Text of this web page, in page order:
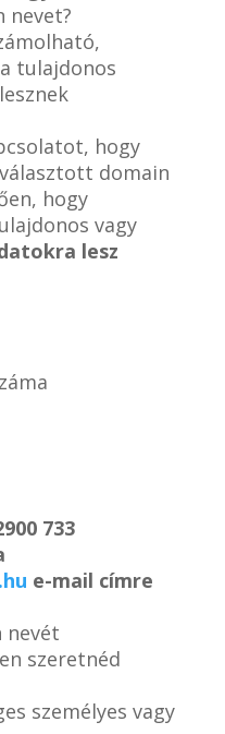
nevet?
tulajdonos
hogy
domain
hogy
vagy
lesz
733
e-mail címre
nevét
szeretnéd
személyes vagy